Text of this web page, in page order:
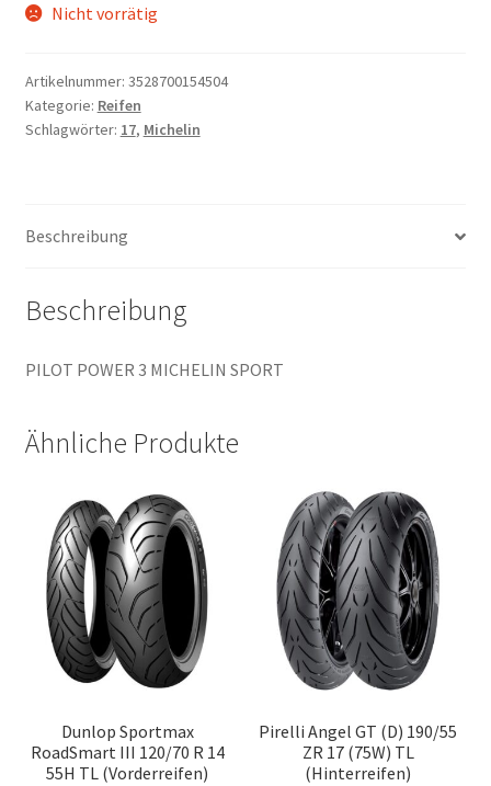
Nicht vorrätig
Artikelnummer: 3528700154504
Kategorie: Reifen
Schlagwörter: 17, Michelin
Beschreibung
Beschreibung
PILOT POWER 3 MICHELIN SPORT
Ähnliche Produkte
Dunlop Sportmax
RoadSmart III 120/70 R 14
55H TL (Vorderreifen)
Pirelli Angel GT (D) 190/55
ZR 17 (75W) TL
(Hinterreifen)